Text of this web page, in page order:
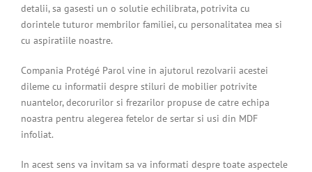
detalii, sa gasesti un o solutie echilibrata, potrivita cu
dorintele tuturor membrilor familiei, cu personalitatea mea si
cu aspiratiile noastre.
Compania Protégé Parol vine in ajutorul rezolvarii acestei
dileme cu informatii despre stiluri de mobilier potrivite
nuantelor, decorurilor si frezarilor propuse de catre echipa
noastra pentru alegerea fetelor de sertar si usi din MDF
infoliat.
In acest sens va invitam sa va informati despre toate aspectele